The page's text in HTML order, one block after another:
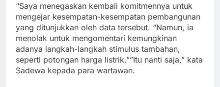
“Saya menegaskan kembali komitmennya untuk
mengejar kesempatan-kesempatan pembangunan
yang ditunjukkan oleh data tersebut. “Namun, ia
menolak untuk mengomentari kemungkinan
adanya langkah-langkah stimulus tambahan,
seperti potongan harga listrik.””Itu nanti saja,” kata
Sadewa kepada para wartawan.